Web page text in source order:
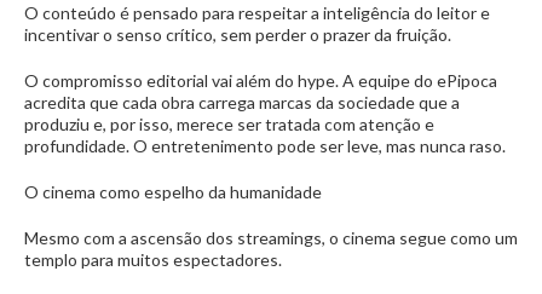
O conteúdo é pensado para respeitar a inteligência do leitor e
incentivar o senso crítico, sem perder o prazer da fruição.
O compromisso editorial vai além do hype. A equipe do ePipoca
acredita que cada obra carrega marcas da sociedade que a
produziu e, por isso, merece ser tratada com atenção e
profundidade. O entretenimento pode ser leve, mas nunca raso.
O cinema como espelho da humanidade
Mesmo com a ascensão dos streamings, o cinema segue como um
templo para muitos espectadores.